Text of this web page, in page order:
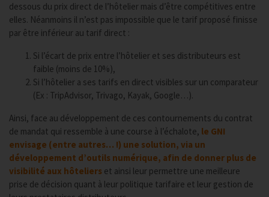
dessous du prix direct de l’hôtelier mais d’être compétitives entre
elles. Néanmoins il n’est pas impossible que le tarif proposé finisse
par être inférieur au tarif direct :
Si l’écart de prix entre l’hôtelier et ses distributeurs est
faible (moins de 10%),
Si l’hôtelier a ses tarifs en direct visibles sur un comparateur
(Ex : TripAdvisor, Trivago, Kayak, Google…).
Ainsi, face au développement de ces contournements du contrat
de mandat qui ressemble à une course à l’échalote, le GNI
envisage (entre autres… !) une solution, via un
développement d’outils numérique, afin de donner plus de
visibilité aux hôteliers et ainsi leur permettre une meilleure
prise de décision quant à leur politique tarifaire et leur gestion de